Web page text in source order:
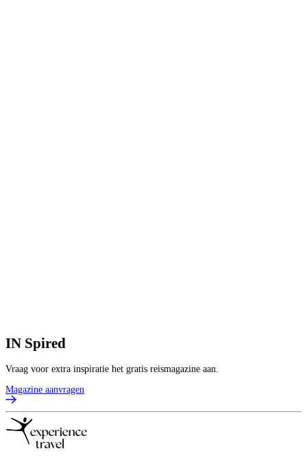
IN Spired
Vraag voor extra inspiratie het gratis reismagazine aan.
Magazine aanvragen